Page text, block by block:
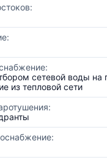
сетевой воды на
из тепловой сети